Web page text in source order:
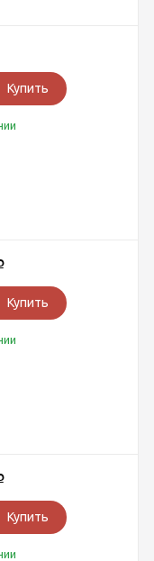
Купить
Купить
Купить